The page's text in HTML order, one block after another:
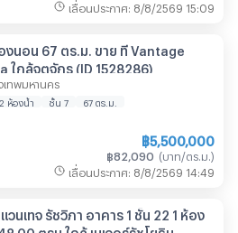
เลื่อนประกาศ : 8/8/2569 15:09
งนอน 67 ตร.ม. ขาย ที่ Vantage
ใกล้จตุจักร (ID 1528286)
เทพมหานคร
2 ห้องน้ำ ชั้น 7 67 ตร.ม.
฿5,500,000
฿82,090 (บาท/ตร.ม. )
เลื่อนประกาศ : 8/8/2569 14:49
วนเทจ รัชวิภา อาคาร 1 ชั้น 22 1 ห้อง
ตรม ใกล้ เมเจอร์รัชโยธิน